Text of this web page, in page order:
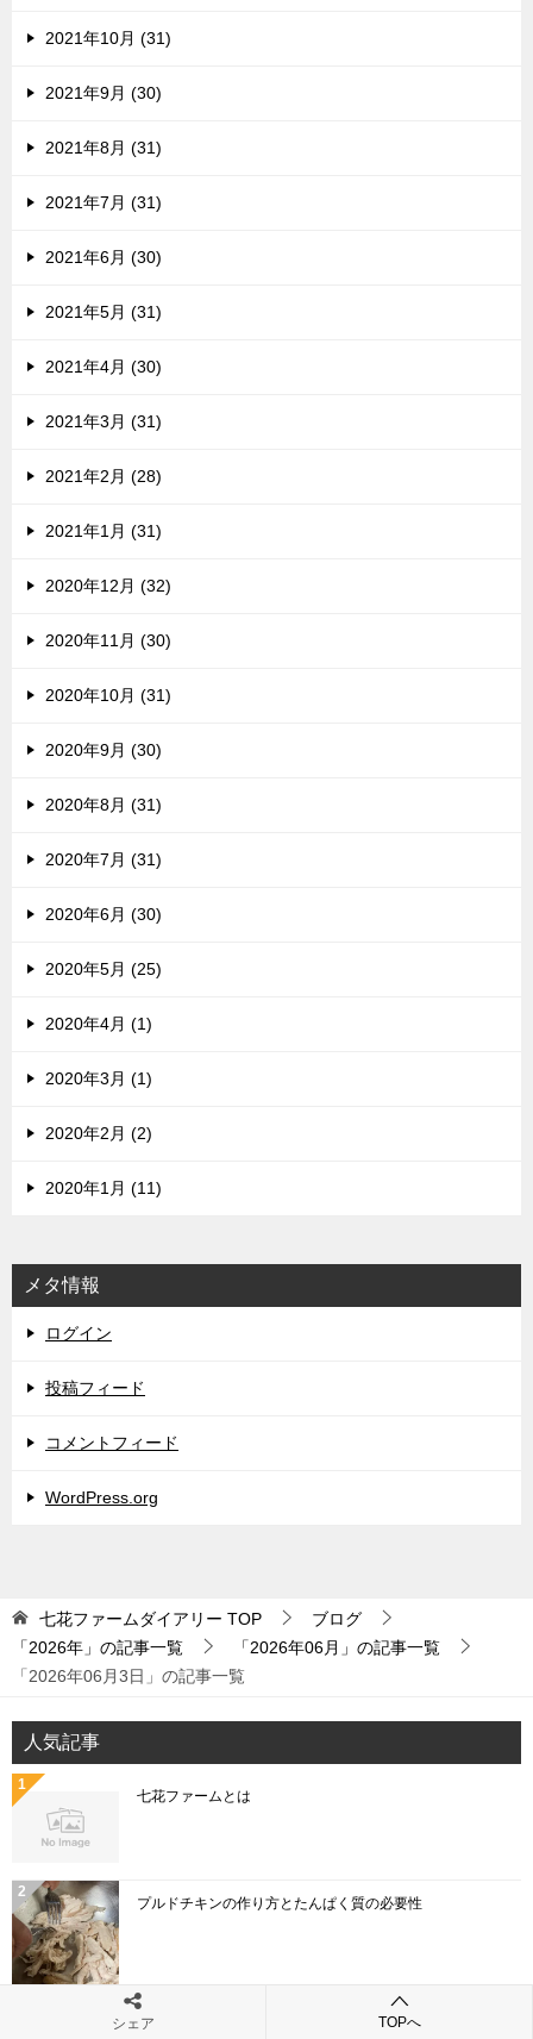
2021年10月 (31)
2021年9月 (30)
2021年8月 (31)
2021年7月 (31)
2021年6月 (30)
2021年5月 (31)
2021年4月 (30)
2021年3月 (31)
2021年2月 (28)
2021年1月 (31)
2020年12月 (32)
2020年11月 (30)
2020年10月 (31)
2020年9月 (30)
2020年8月 (31)
2020年7月 (31)
2020年6月 (30)
2020年5月 (25)
2020年4月 (1)
2020年3月 (1)
2020年2月 (2)
2020年1月 (11)
メタ情報
ログイン
投稿フィード
コメントフィード
WordPress.org
七花ファームダイアリー TOP
ブログ
「2026年」の記事一覧
「2026年06月」の記事一覧
「2026年06月3日」の記事一覧
人気記事
七花ファームとは
プルドチキンの作り方とたんぱく質の必要性
「こねぎ」と「あさつき」と「わけぎ」と「ひともじ」
の違いとは
シェア TOPへ